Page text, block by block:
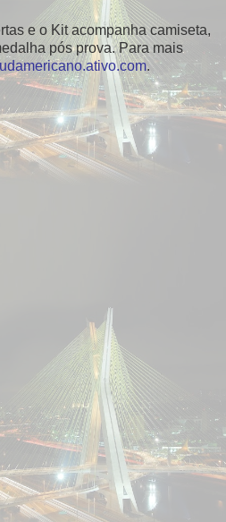
e o Kit acompanha camiseta,
pós prova. Para mais
.